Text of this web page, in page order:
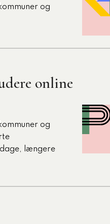
og
online
og
længere